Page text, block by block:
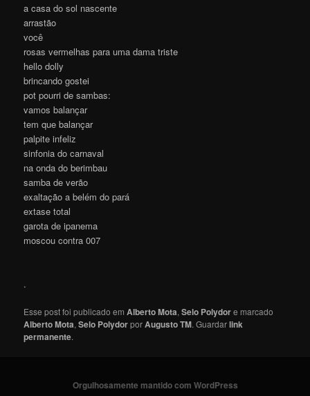
a casa do sol nascente
arrastão
você
rosas vermelhas para uma dama triste
hello dolly
brincando gostei
pot pourri de sambas:
vamos balançar
tem que balançar
palpite infeliz
sinfonia do carnaval
na onda do berimbau
samba de verão
exaltação a belém do pará
extase total
garota de ipanema
moscou contra 007
.
Esse post foi publicado emAlberto Mota,Selo Polydore marcado
Alberto Mota,Selo PolydorporAugusto TM. Guardarlink
permanente.
Orgulhosamente mantido com WordPress